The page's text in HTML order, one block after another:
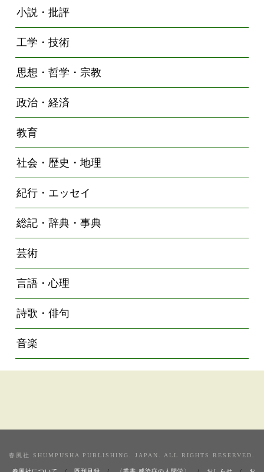
小説・批評
工学・技術
思想・哲学・宗教
政治・経済
教育
社会・歴史・地理
紀行・エッセイ
総記・辞典・事典
芸術
言語・心理
詩歌・俳句
音楽
春風社 SHUMPUSHA PUBLISHING. JAPAN. ALL RIGHTS RESERVED.